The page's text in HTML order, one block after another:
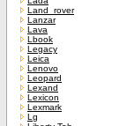
Land_rover
Lanzar
Lava
Lbook
Legacy
Leica
Lenovo
Leopard
Lexand
Lexicon
Lexmark
Lg